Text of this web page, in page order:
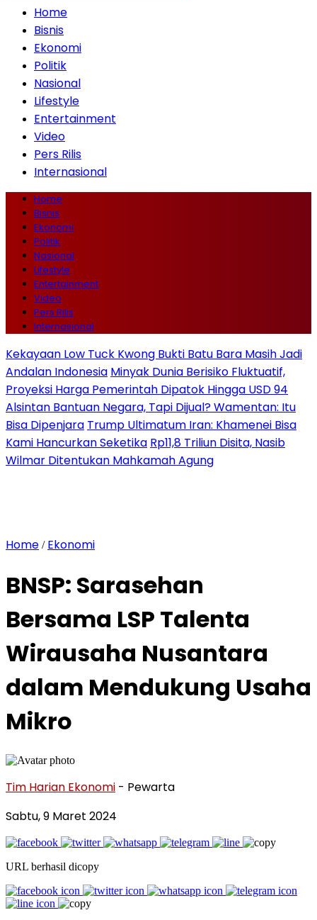
Home
Bisnis
Ekonomi
Politik
Nasional
Lifestyle
Entertainment
Video
Pers Rilis
Internasional
Home
Bisnis
Ekonomi
Politik
Nasional
Lifestyle
Entertainment
Video
Pers Rilis
Internasional
Kekayaan Low Tuck Kwong Bukti Batu Bara Masih Jadi
Andalan Indonesia Minyak Dunia Berisiko Fluktuatif,
Proyeksi Harga Pemerintah Dipatok Hingga USD 94
Alsintan Bantuan Negara, Tapi Dijual? Wamentan: Itu
Bisa Dipenjara Trump Ultimatum Iran: Khamenei Bisa
Kami Hancurkan Seketika Rp11,8 Triliun Disita, Nasib
Wilmar Ditentukan Mahkamah Agung
Home / Ekonomi
BNSP: Sarasehan
Bersama LSP Talenta
Wirausaha Nusantara
dalam Mendukung Usaha
Mikro
Tim Harian Ekonomi - Pewarta
Sabtu, 9 Maret 2024
URL berhasil dicopy